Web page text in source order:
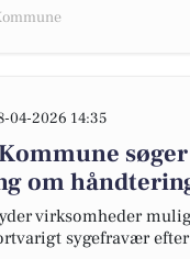
04-2026 14:35
om
virksomheder
sygefravær